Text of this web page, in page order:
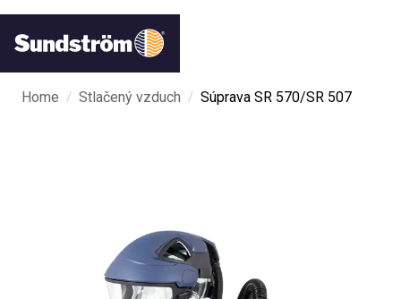
Home / Stlačený vzduch / Súprava SR 570/SR 507